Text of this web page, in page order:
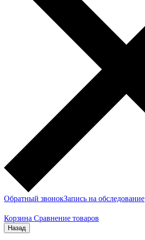
Обратный звонокЗапись на обследование
Корзина Сравнение товаров
Назад